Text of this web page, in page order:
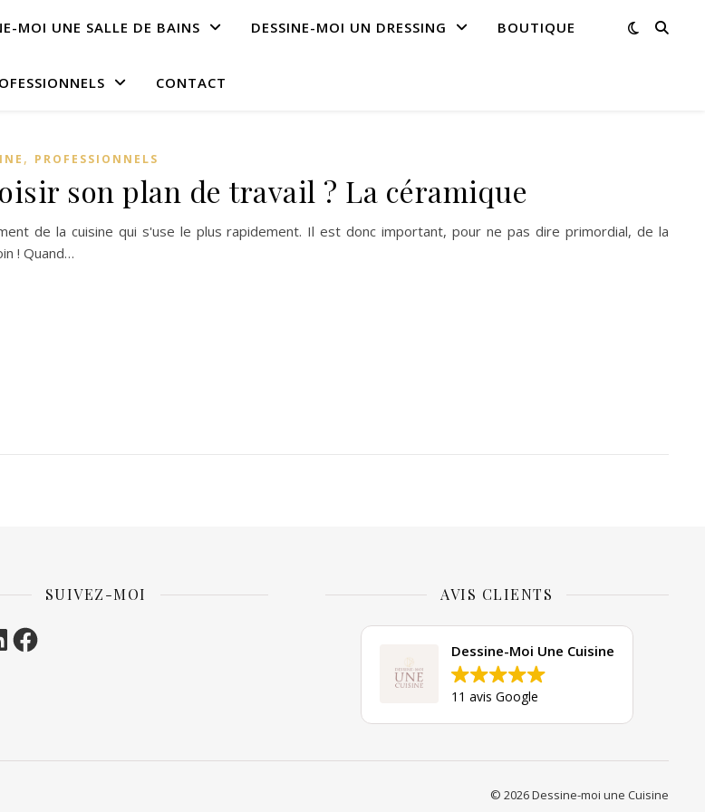
MOI UNE SALLE DE BAINS DESSINE-MOI UN DRESSING BOUTIQUE
CONTACT
, PROFESSIONNELS
son plan de travail ? La céramique
de la cuisine qui s'use le plus rapidement. Il est donc important, pour ne pas dire primordial, de la
! Quand…
SUIVEZ-MOI
Facebook
AVIS CLIENTS
Dessine-Moi Une Cuisine
11 avis Google
© 2026 Dessine-moi une Cuisine